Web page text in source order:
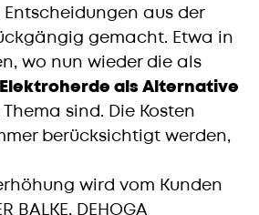
aus der
gemacht. Etwa in
wo nun wieder die als
Elektroherde als Alternative
sind. Die Kosten
berücksichtigt werden,
wird vom Kunden
BALKE, DEHOGA